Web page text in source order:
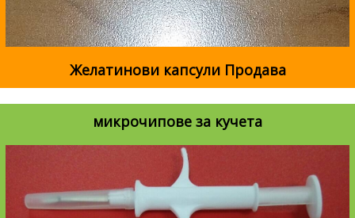
Желатинови капсули Продава
микрочипове за кучета